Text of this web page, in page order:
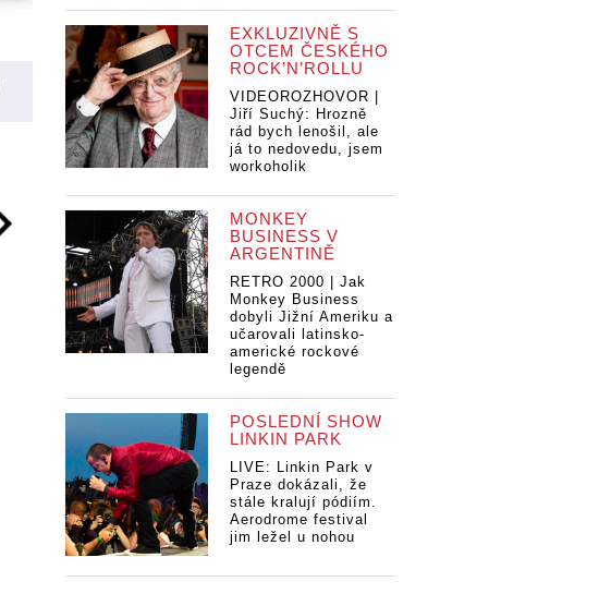
Ovoce a Imodium
interview (I.):
Naše turné?
Chceme, aby to
nahuštěnej
mejdan
Ovoce a Imodium
interview (I.):
Naše turné?
Chceme, aby to
byl upocenej
nahuštěnej
mejdan
EXKLUZIVNĚ S
OTCEM ČESKÉHO
ROCK’N’ROLLU
VIDEOROZHOVOR |
Jiří Suchý: Hrozně
rád bych lenošil, ale
já to nedovedu, jsem
workoholik
MONKEY
BUSINESS V
ARGENTINĚ
RETRO 2000 | Jak
Monkey Business
dobyli Jižní Ameriku a
učarovali latinsko-
americké rockové
legendě
POSLEDNÍ SHOW
LINKIN PARK
LIVE: Linkin Park v
Praze dokázali, že
stále kralují pódiím.
Aerodrome festival
jim ležel u nohou